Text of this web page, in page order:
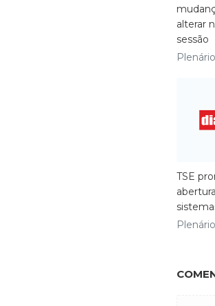
alterar
sessão
Plenário
TSE
Plenário